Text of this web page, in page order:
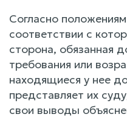
Согласно
соответствии с
сторона, обязанная
требования или
находящиеся у нее
представляет их
свои выводы